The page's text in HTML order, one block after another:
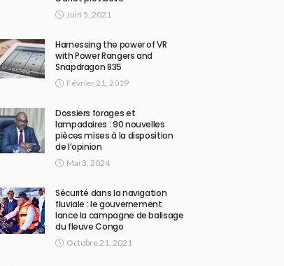
Juin 5, 2021
Harnessing the power of VR
with Power Rangers and
Snapdragon 835
Février 21, 2019
Dossiers forages et
lampadaires : 90 nouvelles
pièces mises à la disposition
de l’opinion
Mai 3, 2024
Sécurité dans la navigation
fluviale : le gouvernement
lance la campagne de balisage
du fleuve Congo
Octobre 21, 2021